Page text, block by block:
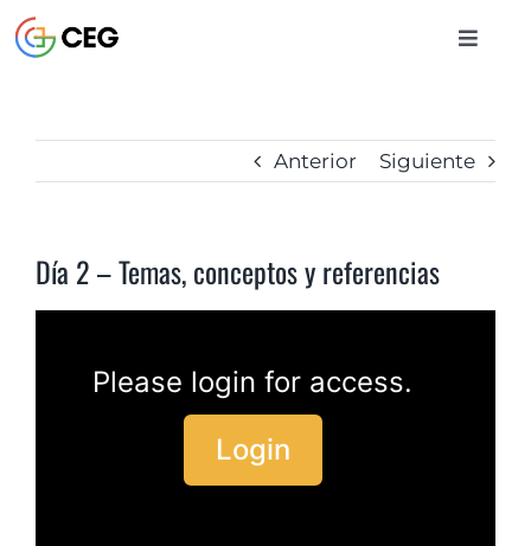
al
contenido
Toggle
BIBLIOTECA
CONTACTO
Anterior Siguiente
Día 2 – Temas, conceptos y referencias
Please login for access.
Login